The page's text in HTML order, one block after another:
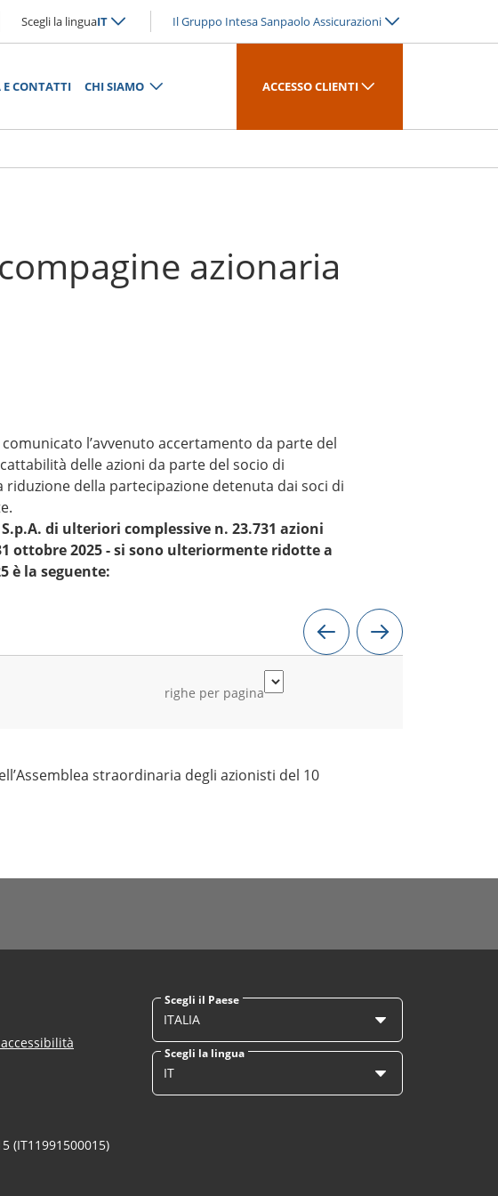
Scegli la linguaIT Il Gruppo Intesa Sanpaolo Assicurazioni
E CONTATTI CHI SIAMO ACCESSO CLIENTI
azionaria
l’avvenuto accertamento da parte del
delle azioni da parte del socio di
della partecipazione detenuta dai soci di
di ulteriori complessive n. 23.731 azioni
ottobre 2025 - si sono ulteriormente ridotte a
è la seguente:
righe per pagina
straordinaria degli azionisti del 10
Scegli il Paese
ITALIA
Scegli la lingua
IT
(IT11991500015)